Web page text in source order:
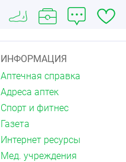
ИНФОРМАЦИЯ
Аптечная справка
Адреса аптек
Спорт и фитнес
Газета
Интернет ресурсы
Мед. учреждения